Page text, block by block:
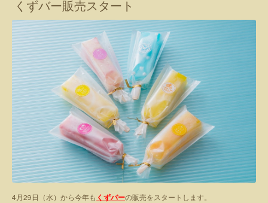
くずバー販売スタート
4月29日（水）から今年も くずバーの販売をスタートします。